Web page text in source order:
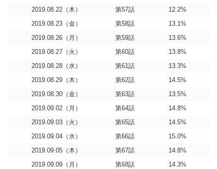
2019.08.22（木）
第57話
12.2%
2019.08.23（金）
第58話
13.1%
2019.08.26（月）
第59話
13.6%
2019.08.27（火）
第60話
13.8%
2019.08.28（水）
第61話
13.3%
2019.08.29（木）
第62話
14.5%
2019.08.30（金）
第63話
13.5%
2019.09.02（月）
第64話
14.8%
2019.09.03（火）
第65話
14.5%
2019.09.04（水）
第66話
15.0%
2019.09.05（木）
第67話
14.8%
2019.09.09（月）
第68話
14.3%